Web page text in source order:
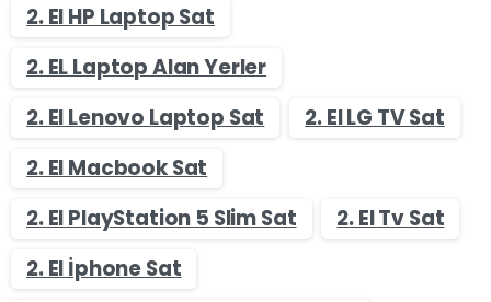
2. El HP Laptop Sat
2. EL Laptop Alan Yerler
2. El Lenovo Laptop Sat
2. El LG TV Sat
2. El Macbook Sat
2. El PlayStation 5 Slim Sat
2. El Tv Sat
2. El İphone Sat